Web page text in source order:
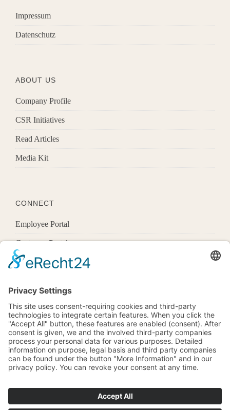
Impressum
Datenschutz
ABOUT US
Company Profile
CSR Initiatives
Read Articles
Media Kit
CONNECT
Employee Portal
Customer Portal
Offices